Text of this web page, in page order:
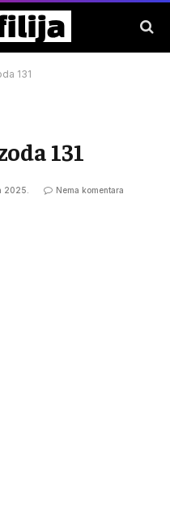
131
131
2025. Nema komentara